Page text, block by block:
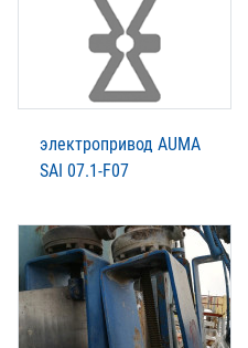
электропривод AUMA
SAI 07.1-F07